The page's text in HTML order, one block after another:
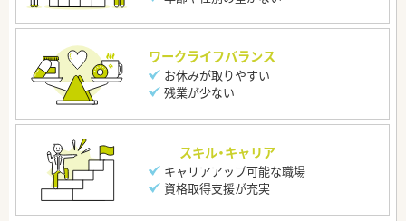
ワークライフバランス
お休みが取りやすい
残業が少ない
スキル・キャリア
キャリアアップ可能な職場
資格取得支援が充実